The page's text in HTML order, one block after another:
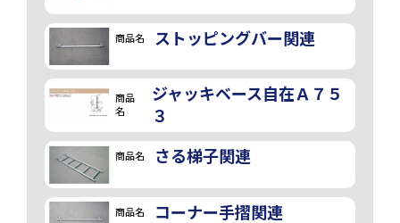
商品名 ストッピングバー関連
商品
名
ジャッキベース自在Ａ７５
３
商品名 さる梯子関連
商品名 コーナー手摺関連